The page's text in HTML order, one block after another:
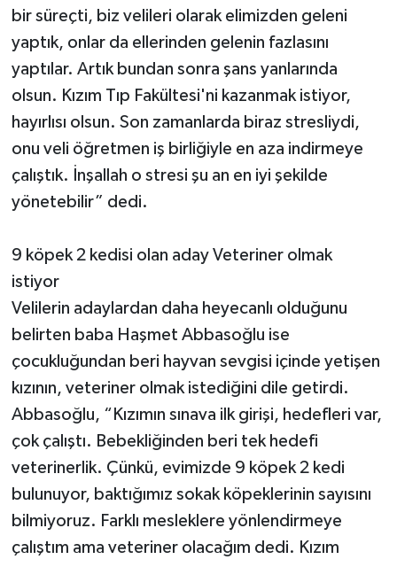
bir süreçti, biz velileri olarak elimizden geleni
yaptık, onlar da ellerinden gelenin fazlasını
yaptılar. Artık bundan sonra şans yanlarında
olsun. Kızım Tıp Fakültesi'ni kazanmak istiyor,
hayırlısı olsun. Son zamanlarda biraz stresliydi,
onu veli öğretmen iş birliğiyle en aza indirmeye
çalıştık. İnşallah o stresi şu an en iyi şekilde
yönetebilir” dedi.
9 köpek 2 kedisi olan aday Veteriner olmak
istiyor
Velilerin adaylardan daha heyecanlı olduğunu
belirten baba Haşmet Abbasoğlu ise
çocukluğundan beri hayvan sevgisi içinde yetişen
kızının, veteriner olmak istediğini dile getirdi.
Abbasoğlu, “Kızımın sınava ilk girişi, hedefleri var,
çok çalıştı. Bebekliğinden beri tek hedefi
veterinerlik. Çünkü, evimizde 9 köpek 2 kedi
bulunuyor, baktığımız sokak köpeklerinin sayısını
bilmiyoruz. Farklı mesleklere yönlendirmeye
çalıştım ama veteriner olacağım dedi. Kızım